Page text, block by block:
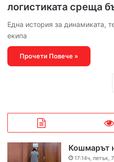
логистиката среща
Една история за динамиката,
екипа
Прочети Повече »
Кошмарът
17:14ч, петък,